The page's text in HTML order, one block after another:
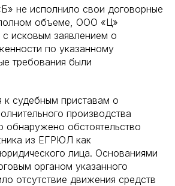
не исполнило свои договорные
объеме, ООО «Ц»
исковым заявлением о
по указанному
требования были
судебным приставам о
производства
обнаружено обстоятельство
из ЕГРЮЛ как
лица. Основаниями
органом указанного
отсутствие движения средств